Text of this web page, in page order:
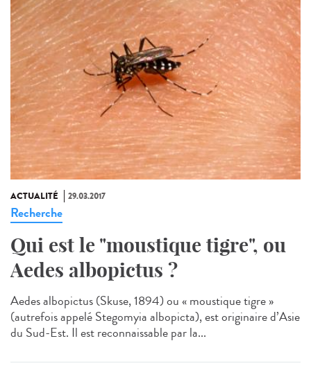
ACTUALITÉ 29.03.2017
Recherche
Qui est le "moustique tigre", ou
Aedes albopictus ?
Aedes albopictus (Skuse, 1894) ou « moustique tigre »
(autrefois appelé Stegomyia albopicta), est originaire d’Asie
du Sud-Est. Il est reconnaissable par la...